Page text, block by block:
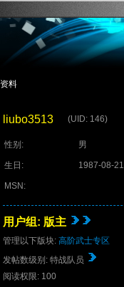
料
liubo3513 (UID: 146)
性别: 男
生日: 1987-08-21
MSN:
用户组: 版主
管理以下版块: 高阶武士专区
发帖数级别: 特战队员
阅读权限: 100